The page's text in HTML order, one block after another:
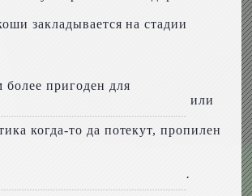
закладывается на стадии
пригоден для
или
когда-то да потекут, пропилен
.